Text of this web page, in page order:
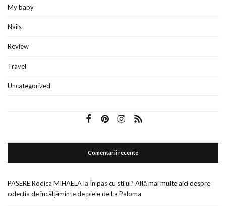
My baby
Nails
Review
Travel
Uncategorized
Comentarii recente
PASERE Rodica MIHAELAla În pas cu stilul? Află mai multe aici despre
colecția de încălțăminte de piele de La Paloma